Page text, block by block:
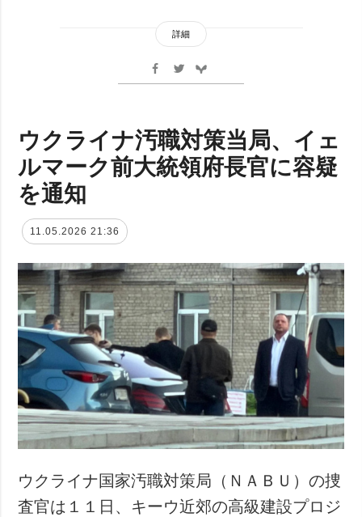
詳細
ウクライナ汚職対策当局、イェ
ルマーク前大統領府長官に容疑
を通知
11.05.2026 21:36
ウクライナ国家汚職対策局（ＮＡＢＵ）の捜
査官は１１日、キーウ近郊の高級建設プロジ